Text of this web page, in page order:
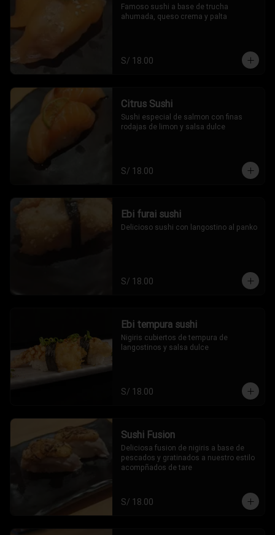
Famoso sushi a base de trucha
ahumada, queso crema y palta
S/ 18.00
Citrus Sushi
Sushi especial de salmon con finas
rodajas de limon y salsa dulce
S/ 18.00
Ebi furai sushi
Delicioso sushi con langostino al panko
S/ 18.00
Ebi tempura sushi
Nigiris cubiertos de tempura de
langostinos y salsa dulce
S/ 18.00
Sushi Fusion
Deliciosa fusion de nigiris a base de
pescados y gratinados a nuestro estilo
acompñados de tare
S/ 18.00